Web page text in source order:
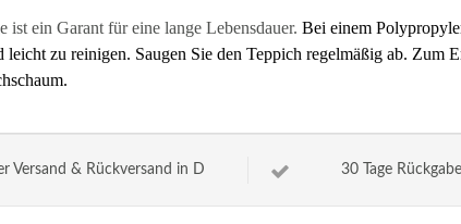
ist ein Garant für eine lange Lebensdauer. Bei einem
leicht zu reinigen. Saugen Sie den Teppich regelmäßig ab. Zum
Versand & Rückversand in D 30 Tage